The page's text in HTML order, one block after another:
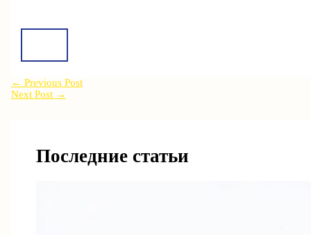
← Previous Post
Next Post →
Последние статьи